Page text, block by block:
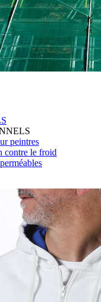
peintres
contre le froid